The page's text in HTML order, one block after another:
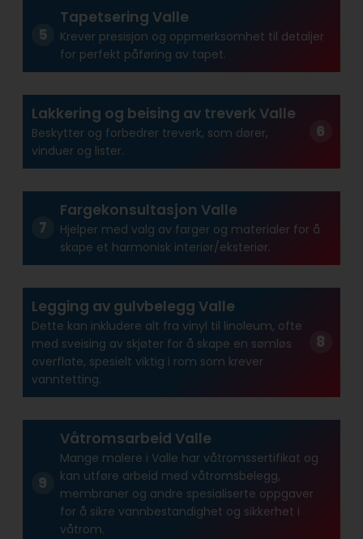
Tapetsering Valle
Krever presisjon og oppmerksomhet til detaljer
for perfekt påføring av tapet.
Lakkering og beising av treverk Valle
Beskytter og forbedrer treverk, som dører,
vinduer og lister.
Fargekonsultasjon Valle
Hjelper med valg av farger og materialer for å
skape et harmonisk interiør/eksteriør.
Legging av gulvbelegg Valle
Dette kan inkludere alt fra vinyl til linoleum, ofte
med sveising av skjøter for å skape en sømløs
overflate, spesielt viktig i rom som krever
vanntetting.
Våtromsarbeid Valle
Mange malere i Valle har våtroms­sertifikat og
kan utføre arbeid med våtroms­belegg,
membraner og andre spesialiserte oppgaver
for å sikre vann­bestandighet og sikkerhet i
våtrom.